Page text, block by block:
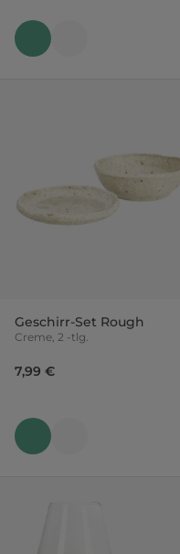
Geschirr-Set Rough
Creme, 2 -tlg.
7,99 €